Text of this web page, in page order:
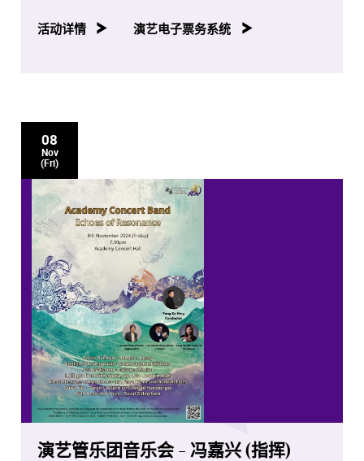
活动详情 演艺电子票务系统
08
Nov
(Fri)
演艺管乐团音乐会 - 冯嘉兴 (指挥)